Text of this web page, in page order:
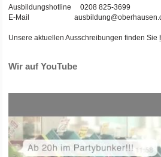
Ausbildungshotline 0208 825-3699
E-Mail
Unsere aktuellen Ausschreibungen finden Sie
Wir auf YouTube